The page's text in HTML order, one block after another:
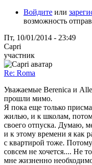
Войдите или
возможность
Пт, 10/01/2014 - 23:49
Capri
участник
Re: Roma
Уважаемые Berenica и
прошли мимо.
Я пока еще только
жилью, и к школам,
своего отпуска. Думаю,
и к этому времени я как
с квартирой тоже.
совсем не хочется.... Не
мне жизненно